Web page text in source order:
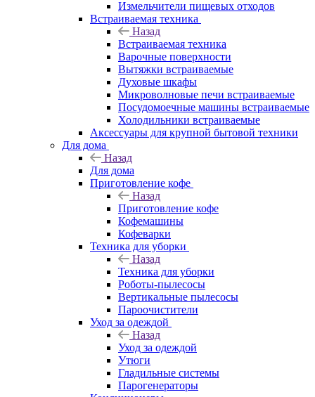
Измельчители пищевых отходов
Встраиваемая техника
Назад
Встраиваемая техника
Варочные поверхности
Вытяжки встраиваемые
Духовые шкафы
Микроволновые печи встраиваемые
Посудомоечные машины встраиваемые
Холодильники встраиваемые
Аксессуары для крупной бытовой техники
Для дома
Назад
Для дома
Приготовление кофе
Назад
Приготовление кофе
Кофемашины
Кофеварки
Техника для уборки
Назад
Техника для уборки
Роботы-пылесосы
Вертикальные пылесосы
Пароочистители
Уход за одеждой
Назад
Уход за одеждой
Утюги
Гладильные системы
Парогенераторы